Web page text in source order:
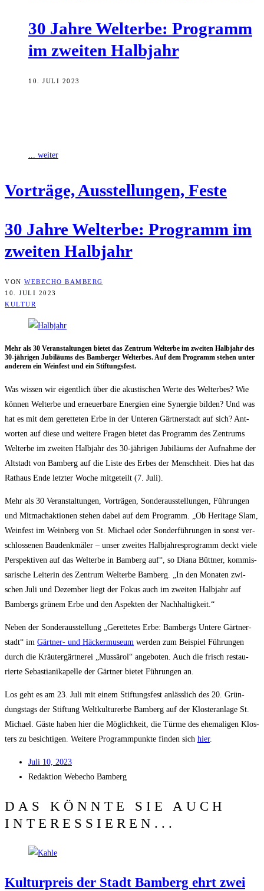
30 Jah­re Welt­erbe: Pro­gramm
im zwei­ten Halbjahr
10. JULI 2023
... weiter
Vor­trä­ge, Aus­stel­lun­gen, Feste
30 Jah­re Welt­erbe: Pro­gramm im
zwei­ten Halbjahr
VON WEBECHO BAMBERG
10. JULI 2023
KULTUR
Mehr als 30 Ver­an­stal­tun­gen bie­tet das Zen­trum Welt­erbe im zwei­ten Halb­jahr des
30-jäh­ri­gen Jubi­lä­ums des Bam­ber­ger Welt­erbes. Auf dem Pro­gramm ste­hen unter
ande­rem ein Wein­fest und ein Stiftungsfest.
Was wis­sen wir eigent­lich über die akus­ti­schen Wer­te des Welt­erbes? Wie
kön­nen Welt­erbe und erneu­er­ba­re Ener­gien eine Syn­er­gie bil­den? Und was
hat es mit dem geret­te­ten Erbe in der Unte­ren Gärt­ner­stadt auf sich? Ant­
wor­ten auf die­se und wei­te­re Fra­gen bie­tet das Pro­gramm des Zen­trums
Welt­erbe im zwei­ten Halb­jahr des 30-jäh­ri­gen Jubi­lä­ums der Auf­nah­me der
Alt­stadt von Bam­berg auf die Lis­te des Erbes der Mensch­heit. Dies hat das
Rat­haus Ende letz­ter Woche mit­ge­teilt (7. Juli).
Mehr als 30 Ver­an­stal­tun­gen, Vor­trä­gen, Son­der­aus­stel­lun­gen, Füh­run­gen
und Mit­mach­ak­tio­nen ste­hen dabei auf dem Pro­gramm. „Ob Heri­ta­ge Slam,
Wein­fest im Wein­berg von St. Micha­el oder Son­der­füh­run­gen in sonst ver­
schlos­se­nen Bau­denk­mä­ler – unser zwei­tes Halb­jah­res­pro­gramm deckt vie­le
Per­spek­ti­ven auf das Welt­erbe in Bam­berg auf“, so Dia­na Bütt­ner, kom­mis­
sa­ri­sche Lei­te­rin des Zen­trum Welt­erbe Bam­berg. „In den Mona­ten zwi­
schen Juli und Dezem­ber liegt der Fokus auch im zwei­ten Halb­jahr auf
Bam­bergs grü­nem Erbe und den Aspek­ten der Nachhaltigkeit.“
Neben der Son­der­aus­stel­lung „Geret­te­tes Erbe: Bam­bergs Unte­re Gärt­ner­
stadt“ im Gärt­ner- und Häcker­mu­se­um wer­den zum Bei­spiel Füh­run­gen
durch die Kräu­ter­gärt­ne­rei „Mus­s­ärol“ ange­bo­ten. Auch die frisch restau­
rier­te Sebas­tia­nika­pel­le der Gärt­ner bie­tet Füh­run­gen an.
Los geht es am 23. Juli mit einem Stif­tungs­fest anläss­lich des 20. Grün­
dungs­tags der Stif­tung Welt­kul­tur­er­be Bam­berg auf der Klos­ter­an­la­ge St.
Micha­el. Gäs­te haben hier die Mög­lich­keit, die Tür­me des ehe­ma­li­gen Klos­
ters zu besich­ti­gen. Wei­te­re Pro­gramm­punk­te fin­den sich hier.
Juli 10, 2023
Redak­ti­on Web­echo Bamberg
DAS KÖNNTE SIE AUCH
INTERESSIEREN...
Kul­tur­preis der Stadt Bam­berg ehrt zwei